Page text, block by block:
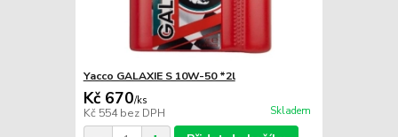
Yacco GALAXIE S 10W-50 *2l
Kč 670/ks
Kč 554bez DPH Skladem